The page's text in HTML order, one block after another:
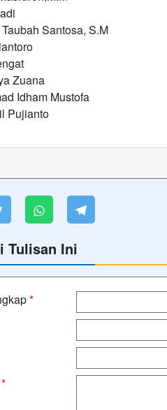
Santosa, S.M
Zuana
Idham Mustofa
Tulisan Ini
*
*